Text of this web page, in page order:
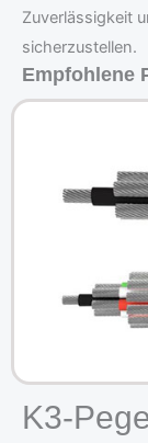
Zuverlässigkeit
sicherzustellen.
Empfohlene
K3-